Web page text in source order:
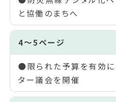
と協働のまちへ
4～5ページ
●限られた予算を有効に
ター議会を開催